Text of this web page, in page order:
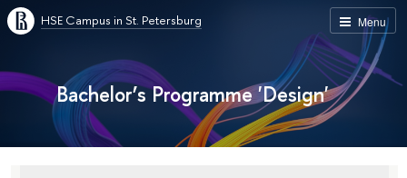
Menu
HSE Campus in St. Petersburg
Bachelor’s Programme 'Design'